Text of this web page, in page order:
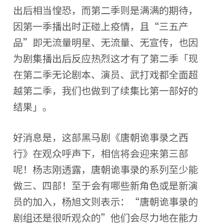
出后相当惶恐，而第二季则是满满的期待，
因第一季播出时正碰上疫情，且“三五产
品”即无流量明星、无流量、无宣传，也因
为剧集播出后反应热烈这才有了第二季「现
在第二季无论剧本、演员、武打戏都全面超
越第二季，我们也做到了续集比第一部好的
结果」。
好消息是，这部黑马剧《唐朝诡事录之西
行》在观众呼声下，相信将会迎来第三部
呢！杨志刚透露，唐朝诡事录的系列至少能
做三、四部！至于会有哪些新角色或是新演
员的加入，杨旭文则表示：“唐朝诡事录的
剧组还是很听观众的”他们会尽力地在能力